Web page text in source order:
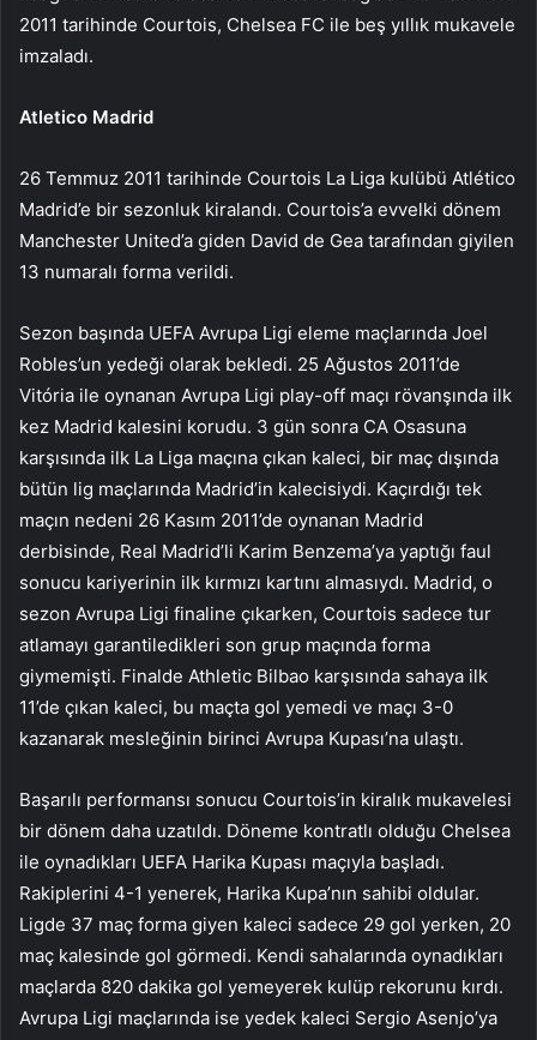
2011 tarihinde Courtois, Chelsea FC ile beş yıllık mukavele
imzaladı.
Atletico Madrid
26 Temmuz 2011 tarihinde Courtois La Liga kulübü Atlético
Madrid’e bir sezonluk kiralandı. Courtois’a evvelki dönem
Manchester United’a giden David de Gea tarafından giyilen
13 numaralı forma verildi.
Sezon başında UEFA Avrupa Ligi eleme maçlarında Joel
Robles’un yedeği olarak bekledi. 25 Ağustos 2011’de
Vitória ile oynanan Avrupa Ligi play-off maçı rövanşında ilk
kez Madrid kalesini korudu. 3 gün sonra CA Osasuna
karşısında ilk La Liga maçına çıkan kaleci, bir maç dışında
bütün lig maçlarında Madrid’in kalecisiydi. Kaçırdığı tek
maçın nedeni 26 Kasım 2011’de oynanan Madrid
derbisinde, Real Madrid’li Karim Benzema’ya yaptığı faul
sonucu kariyerinin ilk kırmızı kartını almasıydı. Madrid, o
sezon Avrupa Ligi finaline çıkarken, Courtois sadece tur
atlamayı garantiledikleri son grup maçında forma
giymemişti. Finalde Athletic Bilbao karşısında sahaya ilk
11’de çıkan kaleci, bu maçta gol yemedi ve maçı 3-0
kazanarak mesleğinin birinci Avrupa Kupası’na ulaştı.
Başarılı performansı sonucu Courtois’in kiralık mukavelesi
bir dönem daha uzatıldı. Döneme kontratlı olduğu Chelsea
ile oynadıkları UEFA Harika Kupası maçıyla başladı.
Rakiplerini 4-1 yenerek, Harika Kupa’nın sahibi oldular.
Ligde 37 maç forma giyen kaleci sadece 29 gol yerken, 20
maç kalesinde gol görmedi. Kendi sahalarında oynadıkları
maçlarda 820 dakika gol yemeyerek kulüp rekorunu kırdı.
Avrupa Ligi maçlarında ise yedek kaleci Sergio Asenjo’ya